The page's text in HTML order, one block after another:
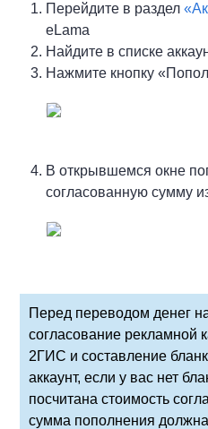
Перейдите в раздел
eLama
Найдите в списке
Нажмите кнопку
В открывшемся окне
согласованную сумму
Перед переводом денег
согласование рекламной
2ГИС и составление
аккаунт, если у вас нет
посчитана стоимость
сумма пополнения